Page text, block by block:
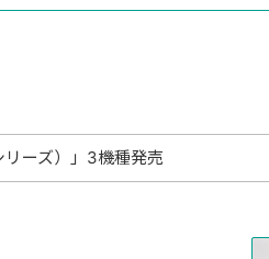
ーズ）」3機種発売